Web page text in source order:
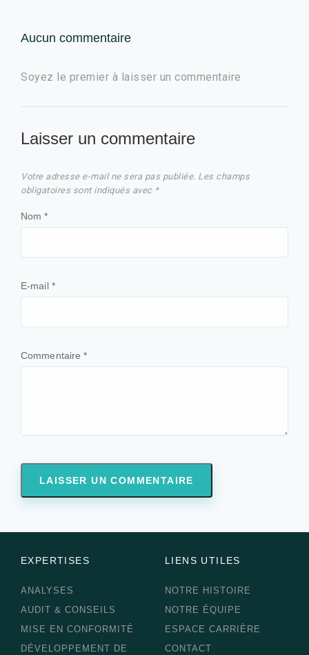
Aucun commentaire
Soyez le premier à laisser un commentaire
Laisser un commentaire
Votre adresse e-mail ne sera pas publiée. Les champs
obligatoires sont indiqués avec *
Commentaire*
Nom*
E-mail *
EXPERTISES
ANALYSES
AUDIT & CONSEILS
MISE EN CONFORMITÉ
DÉVELOPPEMENT DE
LIENS UTILES
NOTRE HISTOIRE
NOTRE ÉQUIPE
ESPACE CARRIÈRE
CONTACT